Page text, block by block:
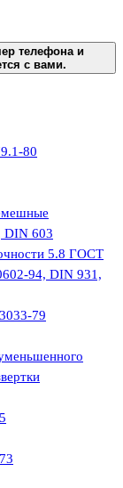
телефона и
с вами.
80
DIN 603
5.8 ГОСТ
94, DIN 931,
79